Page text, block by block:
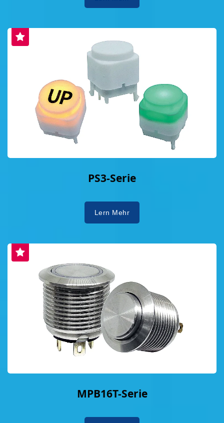
PS3-Serie
Lern Mehr
MPB16T-Serie